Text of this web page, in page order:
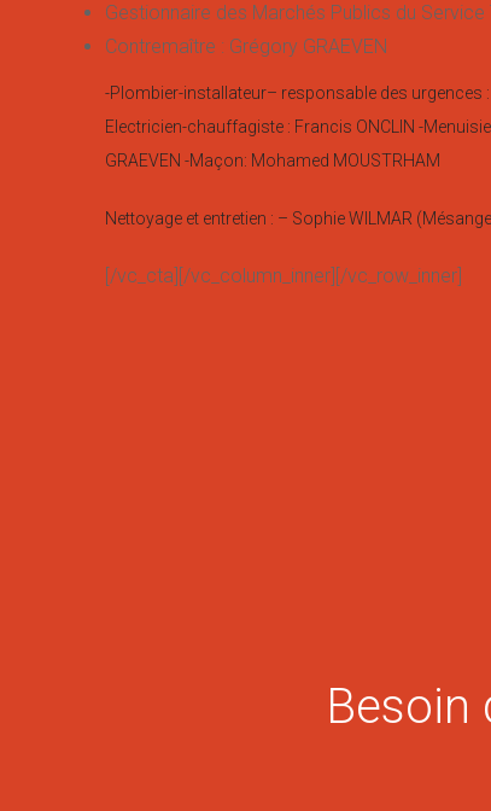
Gestionnaire des Marchés Publics du Service
Contremaître : Grégory GRAEVEN
-Plombier-installateur– responsable des urgences :
Electricien-chauffagiste : Francis ONCLIN -
GRAEVEN -Maçon: Mohamed MOUSTRHAM
Nettoyage et entretien : – Sophie WILMAR
[/vc_cta][/vc_column_inner][/vc_row_inner]
Besoin